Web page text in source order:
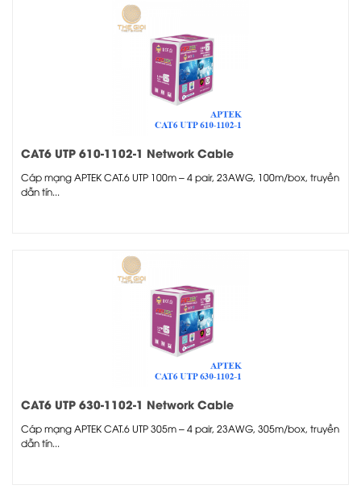
CAT6 UTP 610-1102-1 Network Cable
Cáp mạng APTEK CAT.6 UTP 100m – 4 pair, 23AWG, 100m/box, truyền
dẫn tín...
CAT6 UTP 630-1102-1 Network Cable
Cáp mạng APTEK CAT.6 UTP 305m – 4 pair, 23AWG, 305m/box, truyền
dẫn tín...